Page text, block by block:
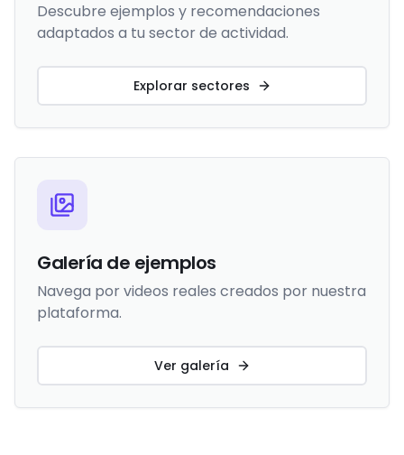
Descubre ejemplos y recomendaciones
adaptados a tu sector de actividad.
Explorar sectores
Galería de ejemplos
Navega por videos reales creados por nuestra
plataforma.
Ver galería